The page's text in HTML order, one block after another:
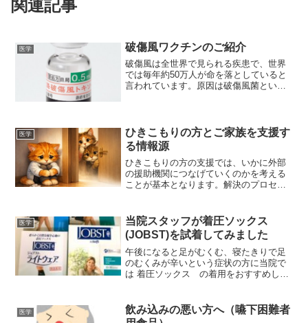
関連記事
医学 破傷風ワクチンのご紹介
破傷風は全世界で見られる疾患で、世界
では毎年約50万人が命を落としていると
言われています。原因は破傷風菌という
にくい、顎が疲れる、歩...
医学
ひきこもりの方とご家族を支援す
る情報源
ひきこもりの方の支援では、いかに外部
の援助機関につなげていくのかを考える
ことが基本となります。解決のプロセス
には以下のようなステップで進めると解
決につながりやすいのでは...
医学
当院スタッフが着圧ソックス
(JOBST)を試着してみました
午後になると足がむくむ、寝たきりで足
のむくみが辛いという症状の方に当院で
は 着圧ソックス の着用をおすすめして
もらいました。「日中、座りっぱなしで
仕事をすることが多い...
医学
飲み込みの悪い方へ（嚥下困難者